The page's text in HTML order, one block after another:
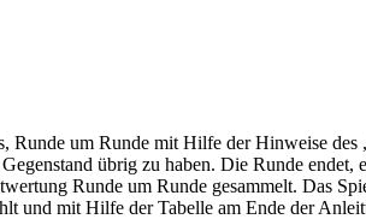
Runde um Runde mit Hilfe der Hinweise
übrig zu haben. Die Runde
Runde um Runde gesammelt. Das
und mit Hilfe der Tabelle am Ende der